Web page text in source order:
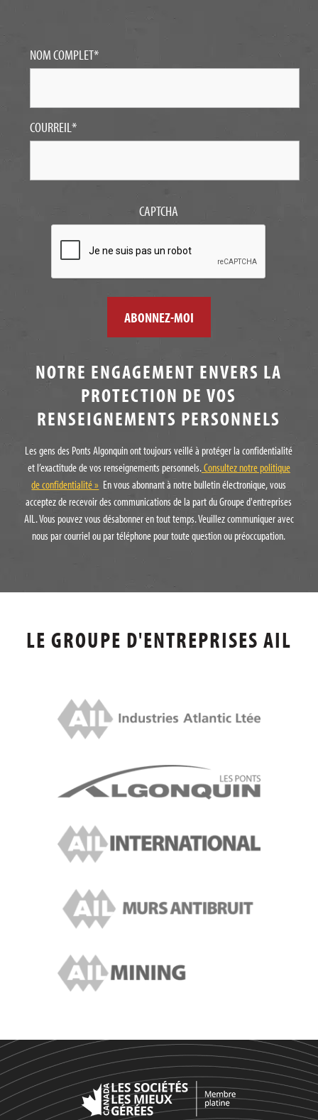
NOM COMPLET*
COURREIL*
CAPTCHA
NOTRE ENGAGEMENT ENVERS LA
PROTECTION DE VOS
RENSEIGNEMENTS PERSONNELS
Les gens des Ponts Algonquin ont toujours veillé à protéger la confidentialité
et l’exactitude de vos renseignements personnels.Consultez notre politique
de confidentialité » En vous abonnant à notre bulletin électronique, vous
acceptez de recevoir des communications de la part du Groupe d'entreprises
AIL. Vous pouvez vous désabonner en tout temps. Veuillez communiquer avec
nous par courriel ou par téléphone pour toute question ou préoccupation.
LE GROUPE D'ENTREPRISES AIL